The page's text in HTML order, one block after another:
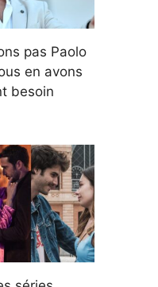
pas Paolo
en avons
besoin